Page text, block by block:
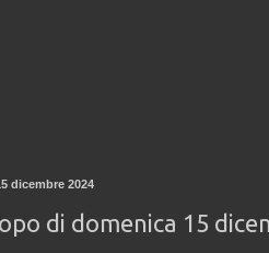
dicembre 2024
di domenica 15